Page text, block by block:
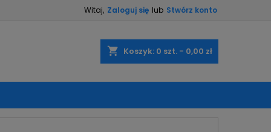
Witaj, Zaloguj się lub Stwórz konto
shopping_cart Koszyk: 0 szt. - 0,00 zł